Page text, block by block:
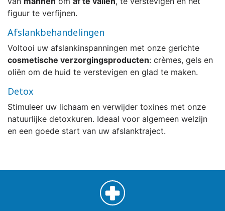
figuur te verfijnen.
Afslankbehandelingen
Voltooi uw afslankinspanningen met onze gerichte
cosmetische verzorgingsproducten: crèmes, gels en
oliën om de huid te verstevigen en glad te maken.
Detox
Stimuleer uw lichaam en verwijder toxines met onze
natuurlijke detoxkuren. Ideaal voor algemeen welzijn
en een goede start van uw afslanktraject.